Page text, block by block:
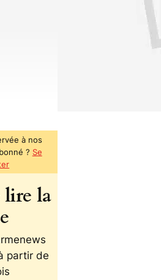
à nos
?Se
lire la
partir de